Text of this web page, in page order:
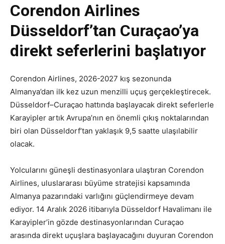
Corendon Airlines
Düsseldorf’tan Curaçao’ya
direkt seferlerini başlatıyor
Corendon Airlines, 2026-2027 kış sezonunda
Almanya’dan ilk kez uzun menzilli uçuş gerçekleştirecek.
Düsseldorf–Curaçao hattında başlayacak direkt seferlerle
Karayipler artık Avrupa’nın en önemli çıkış noktalarından
biri olan Düsseldorf’tan yaklaşık 9,5 saatte ulaşılabilir
olacak.
Yolcularını güneşli destinasyonlara ulaştıran Corendon
Airlines, uluslararası büyüme stratejisi kapsamında
Almanya pazarındaki varlığını güçlendirmeye devam
ediyor. 14 Aralık 2026 itibarıyla Düsseldorf Havalimanı ile
Karayipler’in gözde destinasyonlarından Curaçao
arasında direkt uçuşlara başlayacağını duyuran Corendon